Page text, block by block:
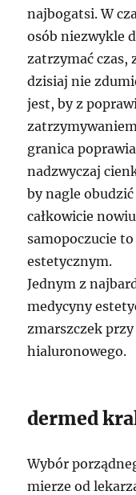
najbogatsi. W
osób niezwykle
zatrzymać czas,
dzisiaj nie
jest, by z
granica
nadzwyczaj
by nagle
całkowicie
samopoczucie
estetycznym.
Jednym z
medycyny
zmarszczek
hialuronowego.
dermed
Wybór
mierze od